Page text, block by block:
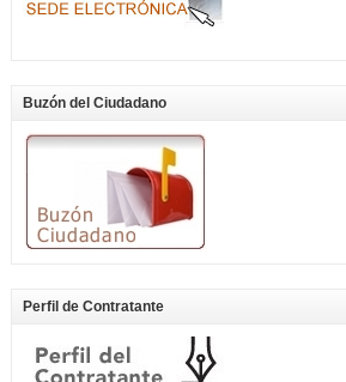
Buzón del Ciudadano
Perfil de Contratante